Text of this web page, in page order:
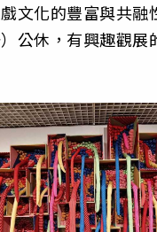
文化的豐富與共融
公休，有興趣觀展